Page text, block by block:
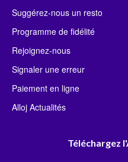
Suggérez-nous un resto
Programme de fidélité
Rejoignez-nous
Signaler une erreur
Paiement en ligne
Alloj Actualités
Téléchargez